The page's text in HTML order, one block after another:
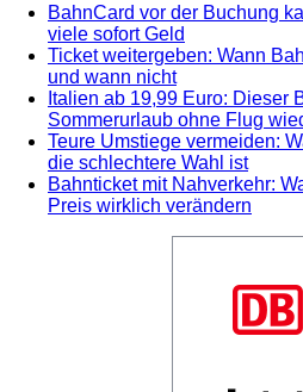
BahnCard vor der Buchung
viele sofort Geld
Ticket weitergeben: Wann
und wann nicht
Italien ab 19,99 Euro: Dieser
Sommerurlaub ohne Flug
Teure Umstiege vermeiden:
die schlechtere Wahl ist
Bahnticket mit Nahverkehr:
Preis wirklich verändern